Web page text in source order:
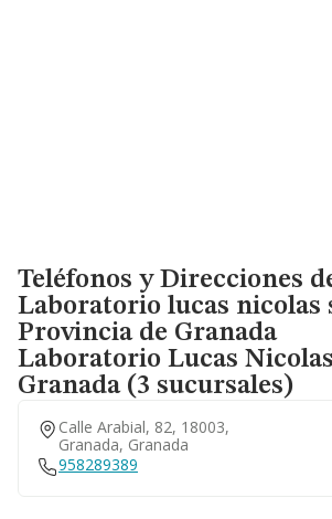
Teléfonos y Direcciones
Laboratorio lucas nicolas
Provincia de Granada
Laboratorio Lucas
Granada (3 sucursales)
Calle Arabial, 82, 18003,
Granada, Granada
958289389